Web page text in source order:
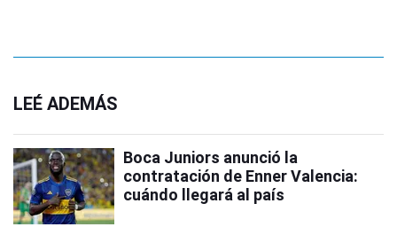
LEÉ ADEMÁS
Boca Juniors anunció la
contratación de Enner Valencia:
cuándo llegará al país